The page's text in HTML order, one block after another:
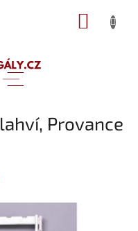
Provance